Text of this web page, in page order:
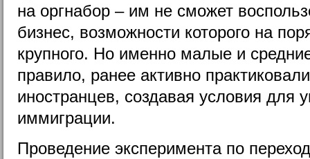
на оргнабор – им не сможет
бизнес, возможности которого на
крупного. Но именно малые и
правило, ранее активно
иностранцев, создавая условия для
иммиграции.
Проведение эксперимента по